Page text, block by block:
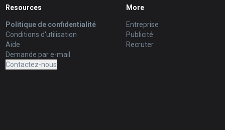
Resources
Politique de confidentialité
Conditions d'utilisation
Aide
Demande par e-mail
Contactez-nous
More
Entreprise
Publicité
Recruter